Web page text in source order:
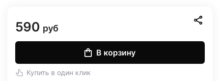
590 руб
В корзину
Купить в один клик